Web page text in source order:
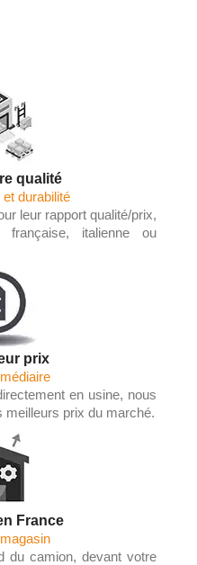
qualité
durabilité
leur rapport qualité/prix,
italienne ou
prix
en usine, nous
meilleurs prix du marché.
France
du camion, devant votre